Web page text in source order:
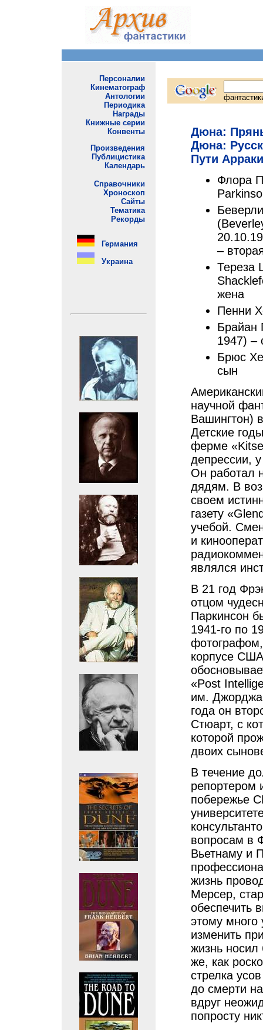
Дюна:
Дюна:
Пути
Флора
–
Тереза
жена
Пенни
Брайан
1947) –
Брюс
сын
научной
Вашингтон)
Детские
ферме
депрессии,
Он работал
дядям. В
своем
газету
учебой.
и
являлся
В 21 год
отцом
Паркинсон
1941-го по
корпусе
«Post
им. Джорджа
года он
Стюарт, с
которой
двоих
В течение
репортером
побережье
вопросам в
Вьетнаму и
жизнь
Мерсер,
обеспечить
этому много
изменить
жизнь
же, как
стрелка
до смерти
вдруг
попросту